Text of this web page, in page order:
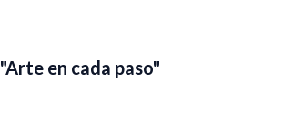
"Arte en cada paso"